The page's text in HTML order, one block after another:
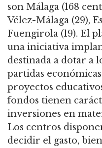
son Málaga (168
Vélez-Málaga (29),
Fuengirola (19). El
una iniciativa
destinada a dotar a
partidas
proyectos
fondos tienen
inversiones en
Los centros
decidir el gasto,